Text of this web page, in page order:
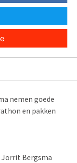
nemen goede
en pakken
Jorrit Bergsma